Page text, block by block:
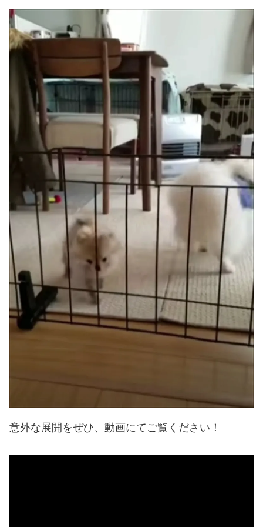
意外な展開をぜひ、動画にてご覧ください！